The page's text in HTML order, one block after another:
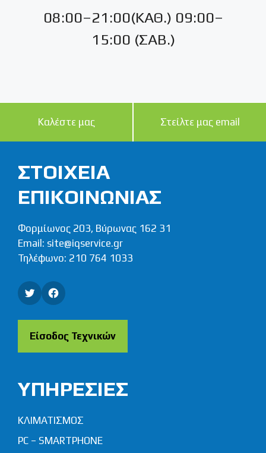
08:00–21:00(ΚΑΘ.) 09:00–
15:00 (ΣΑΒ.)
Καλέστε μας Στείλτε μας email
ΣΤΟΙΧΕΙΑ
ΕΠΙΚΟΙΝΩΝΙΑΣ
Φορμίωνος 203, Βύρωνας 162 31
Email: site@iqservice.gr
Τηλέφωνο: 210 764 1033
TwitterFacebook
Είσοδος Τεχνικών
ΥΠΗΡΕΣΙΕΣ
ΚΛΙΜΑΤΙΣΜΟΣ
PC – SMARTPHONE